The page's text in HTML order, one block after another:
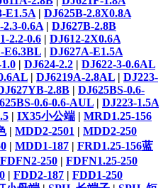
E1.5A | DJ625B-2.8X0.8A
2.3-0.6A | DJ627B-2.8B
2.2-0.6 | DJ612-2X0.6A
E6.3BL | DJ627A-E1.5A
| DJ624-2.2 | DJ622-3-0.6AL
| DJ6219A-2.8AL | DJ223-
2.8B | DJ625BS-0.6-
0.6-0.6-AUL | DJ223-1.5A
| IX35小公端 | MRD1.25-156
| MDD2-2501 | MDD2-250
| MDD1-187 | FRD1.25-156蓝
FDFN2-250 | FDFN1.25-250
| FDD2-187 | FDD1-250